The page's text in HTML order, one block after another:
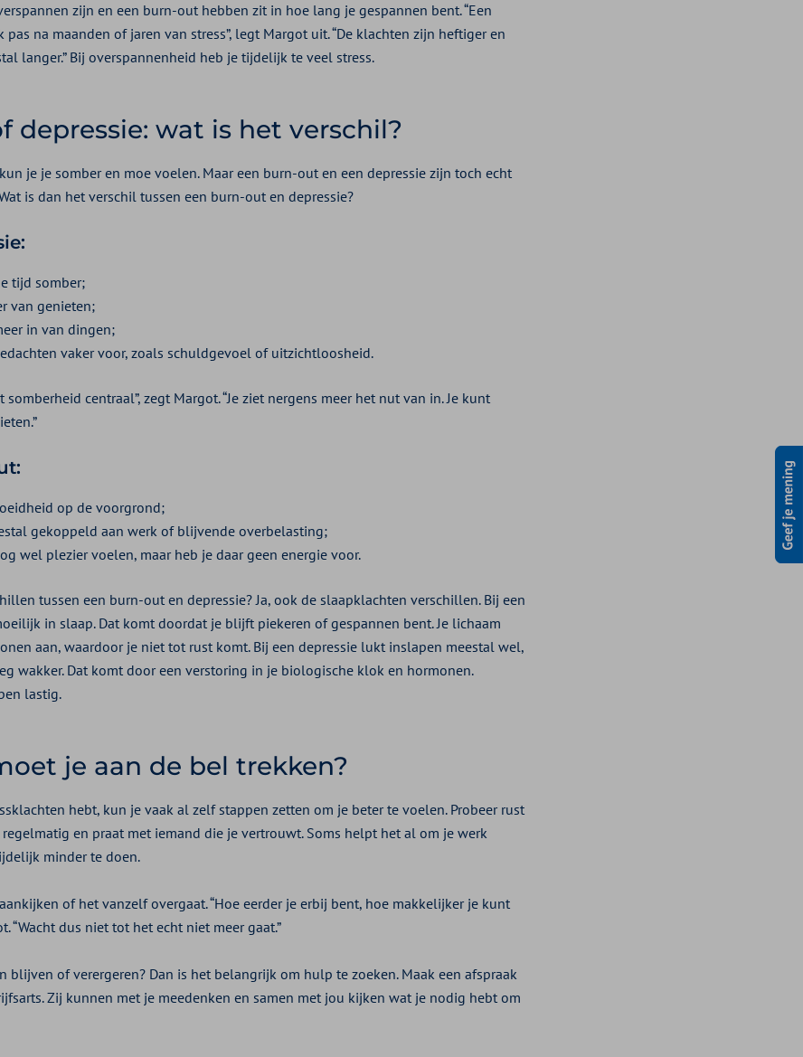
zijn en een burn-out hebben zit in hoe lang je gespannen bent. “Een
na maanden of jaren van stress”, legt Margot uit. “De klachten zijn heftiger en
langer.” Bij overspannenheid heb je tijdelijk te veel stress.
depressie: wat is het verschil?
je je somber en moe voelen. Maar een burn-out en een depressie zijn toch echt
is dan het verschil tussen een burn-out en depressie?
tijd somber;
van genieten;
in van dingen;
vaker voor, zoals schuldgevoel of uitzichtloosheid.
somberheid centraal”, zegt Margot. “Je ziet nergens meer het nut van in. Je kunt
op de voorgrond;
gekoppeld aan werk of blijvende overbelasting;
wel plezier voelen, maar heb je daar geen energie voor.
tussen een burn-out en depressie? Ja, ook de slaapklachten verschillen. Bij een
in slaap. Dat komt doordat je blijft piekeren of gespannen bent. Je lichaam
aan, waardoor je niet tot rust komt. Bij een depressie lukt inslapen meestal wel,
wakker. Dat komt door een verstoring in je biologische klok en hormonen.
lastig.
je aan de bel trekken?
hebt, kun je vaak al zelf stappen zetten om je beter te voelen. Probeer rust
en praat met iemand die je vertrouwt. Soms helpt het al om je werk
minder te doen.
of het vanzelf overgaat. “Hoe eerder je erbij bent, hoe makkelijker je kunt
“Wacht dus niet tot het echt niet meer gaat.”
blijven of verergeren? Dan is het belangrijk om hulp te zoeken. Maak een afspraak
Zij kunnen met je meedenken en samen met jou kijken wat je nodig hebt om